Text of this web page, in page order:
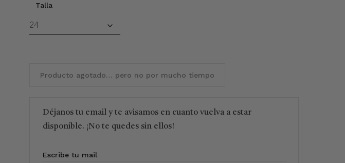
Talla
Producto agotado… pero no por mucho tiempo
Déjanos tu email y te avisamos en cuanto vuelva a estar
disponible. ¡No te quedes sin ellos!
Escribe tu mail